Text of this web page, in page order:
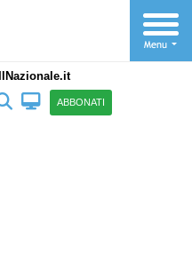
IlNazionale.it
ABBONATI